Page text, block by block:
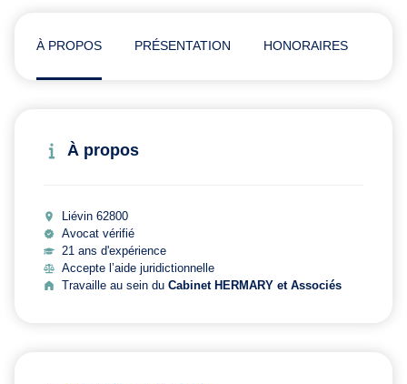
À PROPOS PRÉSENTATION HONORAIRES
À propos
Liévin 62800
Avocat vérifié
21 ans d'expérience
Accepte l’aide juridictionnelle
Travaille au sein du Cabinet HERMARY et Associés